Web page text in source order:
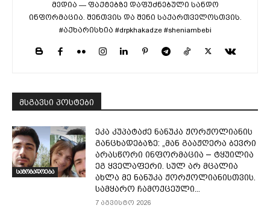
მედია — ფაქტებზე დაფუძნებული სანდო
ინფორმაცია. შენთვის და შენი საქართველოსთვის.
#აქხარისხია #drpkhakadze #sheniambebi
მსგავსი პოსტები
საზოგადოება
ეკა კუპატაძე ნანუკა ჟორჟოლიანის
განცხადებაზე: „მან გააჟღერა ბევრი
არასწორი ინფორმაცია – ტყუილია
ეგ ყველაფერი. სულ არ მცალია
ახლა მე ნანუკა ჟორჟოლიანისთვის.
სამყარო ჩამოქცეული...
7 აგვისტო 2026